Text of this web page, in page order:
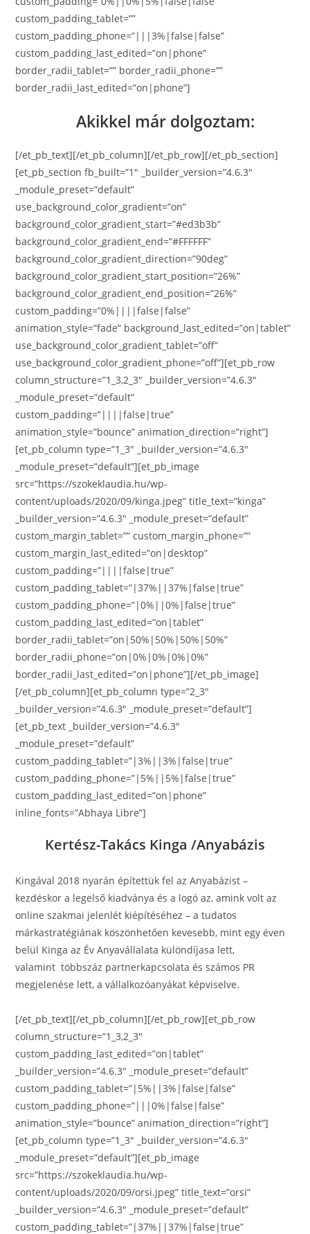
custom_padding_tablet=””
custom_padding_phone=”|||3%|false|false”
custom_padding_last_edited=”on|phone”
border_radii_tablet=”” border_radii_phone=””
border_radii_last_edited=”on|phone”]
Akikkel már dolgoztam:
[/et_pb_text][/et_pb_column][/et_pb_row][/et_pb_section]
[et_pb_section fb_built=”1″ _builder_version=”4.6.3″
_module_preset=”default”
use_background_color_gradient=”on”
background_color_gradient_start=”#ed3b3b”
background_color_gradient_end=”#FFFFFF”
background_color_gradient_direction=”90deg”
background_color_gradient_start_position=”26%”
background_color_gradient_end_position=”26%”
custom_padding=”0%||||false|false”
animation_style=”fade” background_last_edited=”on|tablet”
use_background_color_gradient_tablet=”off”
use_background_color_gradient_phone=”off”][et_pb_row
column_structure=”1_3,2_3″ _builder_version=”4.6.3″
_module_preset=”default”
custom_padding=”||||false|true”
animation_style=”bounce” animation_direction=”right”]
[et_pb_column type=”1_3″ _builder_version=”4.6.3″
_module_preset=”default”][et_pb_image
src=”https://szokeklaudia.hu/wp-
content/uploads/2020/09/kinga.jpeg” title_text=”kinga”
_builder_version=”4.6.3″ _module_preset=”default”
custom_margin_tablet=”” custom_margin_phone=””
custom_margin_last_edited=”on|desktop”
custom_padding=”||||false|true”
custom_padding_tablet=”|37%||37%|false|true”
custom_padding_phone=”|0%||0%|false|true”
custom_padding_last_edited=”on|tablet”
border_radii_tablet=”on|50%|50%|50%|50%”
border_radii_phone=”on|0%|0%|0%|0%”
border_radii_last_edited=”on|phone”][/et_pb_image]
[/et_pb_column][et_pb_column type=”2_3″
_builder_version=”4.6.3″ _module_preset=”default”]
[et_pb_text _builder_version=”4.6.3″
_module_preset=”default”
custom_padding_tablet=”|3%||3%|false|true”
custom_padding_phone=”|5%||5%|false|true”
custom_padding_last_edited=”on|phone”
inline_fonts=”Abhaya Libre”]
Kertész-Takács Kinga /Anyabázis
Kingával 2018 nyarán építettük fel az Anyabázist –
kezdéskor a legelső kiadványa és a logó az, amink volt az
online szakmai jelenlét kiépítéséhez – a tudatos
márkastratégiának köszönhetően kevesebb, mint egy éven
belül Kinga az Év Anyavállalata különdíjasa lett,
valamint többszáz partnerkapcsolata és számos PR
megjelenése lett, a vállalkozóanyákat képviselve.
[/et_pb_text][/et_pb_column][/et_pb_row][et_pb_row
column_structure=”1_3,2_3″
custom_padding_last_edited=”on|tablet”
_builder_version=”4.6.3″ _module_preset=”default”
custom_padding_tablet=”|5%||3%|false|false”
custom_padding_phone=”|||0%|false|false”
animation_style=”bounce” animation_direction=”right”]
[et_pb_column type=”1_3″ _builder_version=”4.6.3″
_module_preset=”default”][et_pb_image
src=”https://szokeklaudia.hu/wp-
content/uploads/2020/09/orsi.jpeg” title_text=”orsi”
_builder_version=”4.6.3″ _module_preset=”default”
custom_padding_tablet=”|37%||37%|false|true”